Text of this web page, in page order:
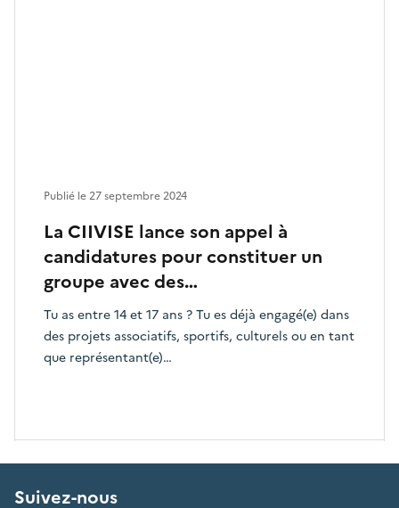
La CIIVISE lance son appel à
candidatures pour constituer un
groupe avec des…
Tu as entre 14 et 17 ans ? Tu es déjà engagé(e) dans
des projets associatifs, sportifs, culturels ou en tant
que représentant(e)…
Publié le27 septembre 2024
Suivez-nous